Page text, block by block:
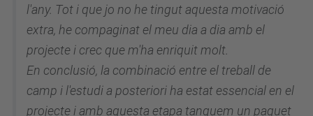
l'any. Tot i que jo no he tingut aquesta motivació
extra, he compaginat el meu dia a dia amb el
projecte i crec que m'ha enriquit molt.
En conclusió, la combinació entre el treball de
camp i l'estudi a posteriori ha estat essencial en el
projecte i amb aquesta etapa tanquem un paquet